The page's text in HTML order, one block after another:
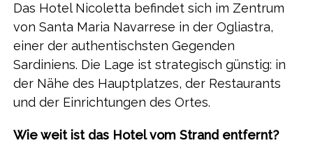
Das Hotel Nicoletta befindet sich im Zentrum
von Santa Maria Navarrese in der Ogliastra,
einer der authentischsten Gegenden
Sardiniens. Die Lage ist strategisch günstig: in
der Nähe des Hauptplatzes, der Restaurants
und der Einrichtungen des Ortes.
Wie weit ist das Hotel vom Strand entfernt?